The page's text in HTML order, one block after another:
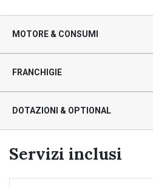
MOTORE & CONSUMI
FRANCHIGIE
DOTAZIONI & OPTIONAL
Servizi inclusi